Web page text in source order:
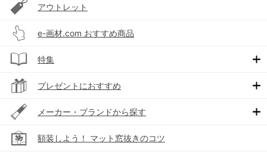
アウトレット
e-画材.com おすすめ商品
特集
プレゼントにおすすめ
メーカー・ブランドから探す
額装しよう！ マット窓抜きのコツ